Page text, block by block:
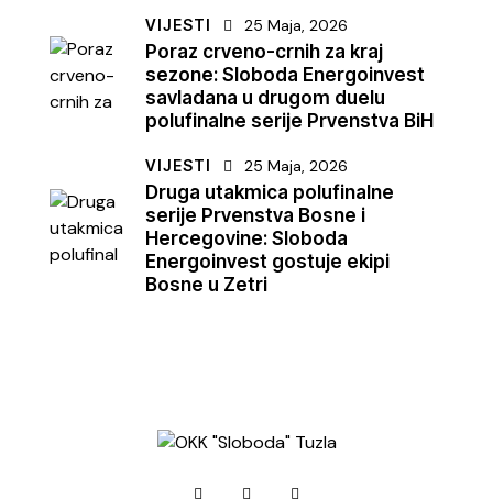
VIJESTI 25 Maja, 2026
Poraz crveno-crnih za kraj
sezone: Sloboda Energoinvest
savladana u drugom duelu
polufinalne serije Prvenstva BiH
VIJESTI 25 Maja, 2026
Druga utakmica polufinalne
serije Prvenstva Bosne i
Hercegovine: Sloboda
Energoinvest gostuje ekipi
Bosne u Zetri